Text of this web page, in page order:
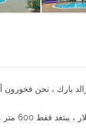
بارك ، نحن فخورون
الجميل، الشاطئ الرملي الذهبي.